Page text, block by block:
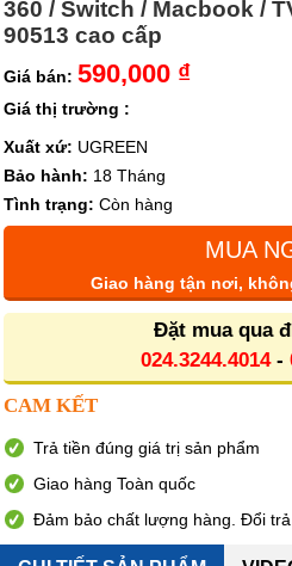
360 / Switch / Macbook /
90513 cao cấp
Giá bán: 590,000 ₫
Giá thị trường :
Xuất xứ: UGREEN
Bảo hành: 18 Tháng
Tình trạng: Còn hàng
MUA
Giao hàng tận nơi,
Đặt mua qua
024.3244.4014-
CAM KẾT
Trả tiền đúng giá trị sản phẩm
Giao hàng Toàn quốc
Đảm bảo chất lượng hàng. Đổi